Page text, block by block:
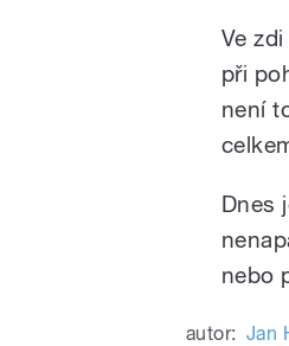
Ve
při
není
Dnes
nebo
autor: Jan